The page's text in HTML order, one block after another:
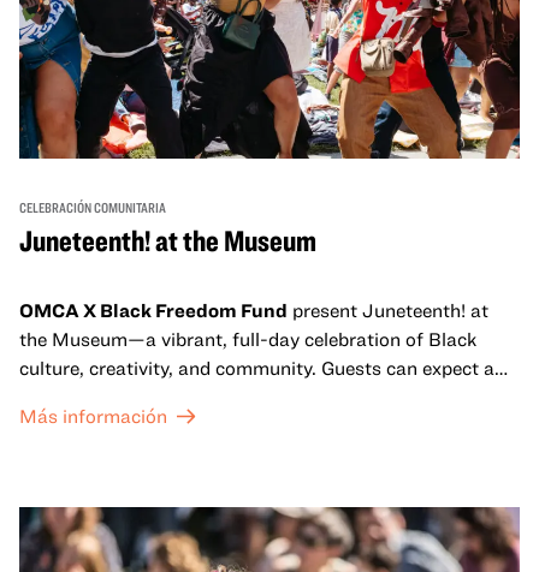
CELEBRACIÓN COMUNITARIA
Juneteenth! at the Museum
OMCA X Black Freedom Fund present Juneteenth! at
the Museum—a vibrant, full-day celebration of Black
culture, creativity, and community. Guests can expect a
sets from boundary-pushing artists, delicious offerings
move, make, and connect in celebration of Black culture.
Más información